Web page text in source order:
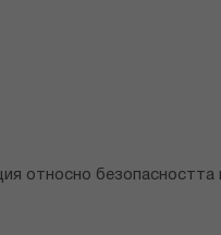
относно безопасността